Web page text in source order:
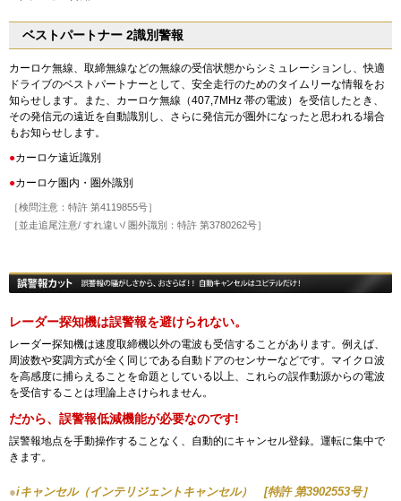
ベストパートナー 2識別警報
カーロケ無線、取締無線などの無線の受信状態からシミュレーションし、快適
ドライブのベストパートナーとして、安全走行のためのタイムリーな情報をお
知らせします。また、カーロケ無線（407,7MHz 帯の電波）を受信したとき、
その発信元の遠近を自動識別し、さらに発信元が圏外になったと思われる場合
もお知らせします。
●カーロケ遠近識別
●カーロケ圏内・圏外識別
［検問注意：特許 第4119855号］
［並走追尾注意/ すれ違い/ 圏外識別：特許 第3780262号］
レーダー探知機は誤警報を避けられない。
レーダー探知機は速度取締機以外の電波も受信することがあります。例えば、
周波数や変調方式が全く同じである自動ドアのセンサーなどです。マイクロ波
を高感度に捕らえることを命題としている以上、これらの誤作動源からの電波
を受信することは理論上さけられません。
だから、誤警報低減機能が必要なのです!
誤警報地点を手動操作することなく、自動的にキャンセル登録。運転に集中で
きます。
●iキャンセル（インテリジェントキャンセル） [特許 第3902553号］